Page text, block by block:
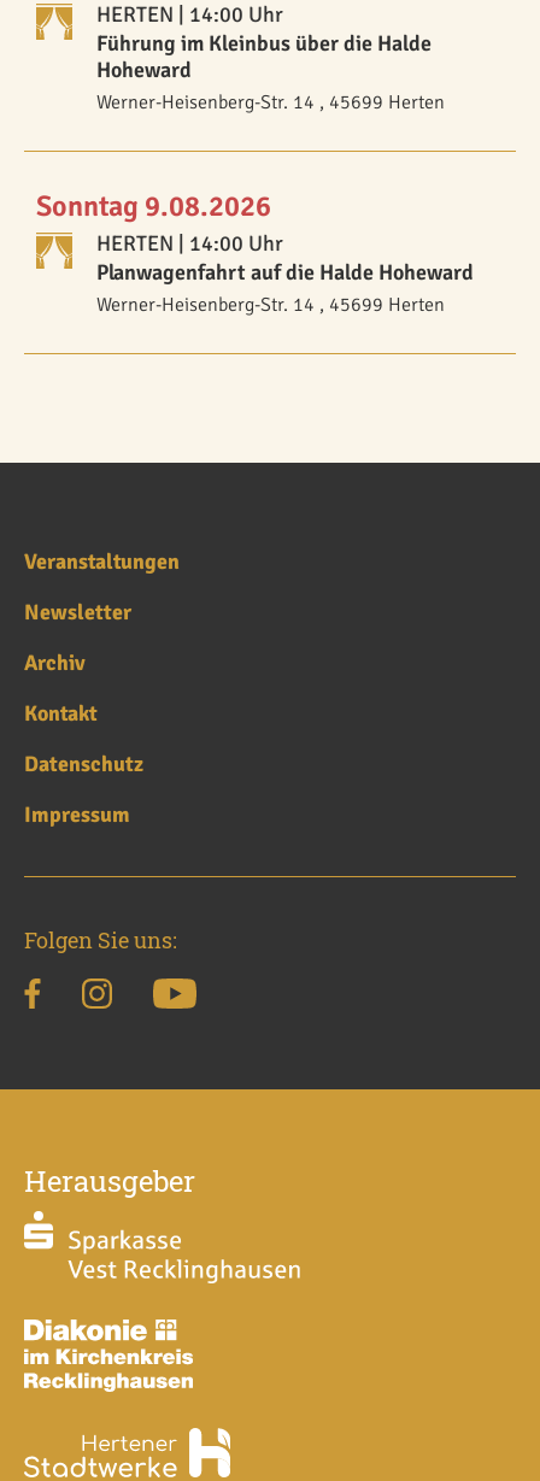
HERTEN | 14:00 Uhr
Führung im Kleinbus über die Halde
Hoheward
Werner-Heisenberg-Str. 14 , 45699 Herten
Sonntag 9.08.2026
HERTEN | 14:00 Uhr
Planwagenfahrt auf die Halde Hoheward
Werner-Heisenberg-Str. 14 , 45699 Herten
Veranstaltungen
Newsletter
Archiv
Kontakt
Datenschutz
Impressum
Folgen Sie uns:
Herausgeber